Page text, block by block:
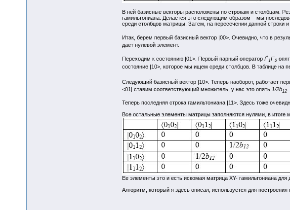
В ней базисные векторы расположены по строкам и столбцам.
гамильтониана. Делается это следующим образом – мы
среди столбцов матрицы. Затем, на пересечении данной строки
Итак, берем первый базисный вектор |00>. Очевидно, что в
дает нулевой элемент.
Переходим к состоянию |01>. Первый парный оператор I+
1I–
2
состояние |10>, которое мы ищем среди столбцов. В таблице на
Следующий базисный вектор |10>. Теперь наоборот, работает
<01| ставим соответствующий множитель, у нас это опять 1/2b12.
Теперь последняя строка гамильтониана |11>. Здесь тоже
Все остальные элементы матрицы заполняются нулями, в итоге
Ее элементы это и есть искомая матрица XY- гамильтониана для
Алгоритм, который я здесь описал, используется для